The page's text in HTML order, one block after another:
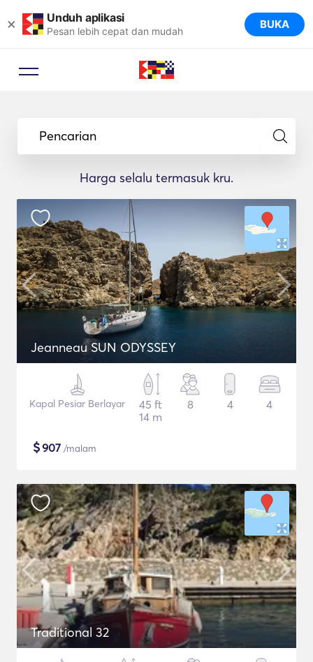
× Unduh aplikasi
Pesan lebih cepat dan mudah BUKA
Pencarian
Harga selalu termasuk kru.
Jeanneau SUN ODYSSEY
Kapal Pesiar Berlayar
45 ft
14 m
8 4 4
$907 /malam
Traditional 32